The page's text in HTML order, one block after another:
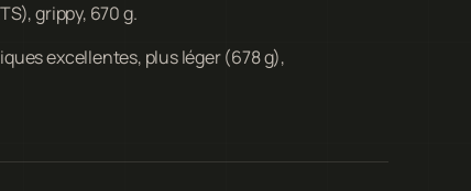
grippy, 670 g.
excellentes, plus léger (678 g),